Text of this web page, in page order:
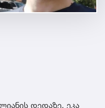
დედაზე, ეკა